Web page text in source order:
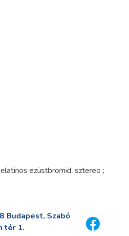
ezüstbromid, sztereo ;
Budapest, Szabó
tér 1.